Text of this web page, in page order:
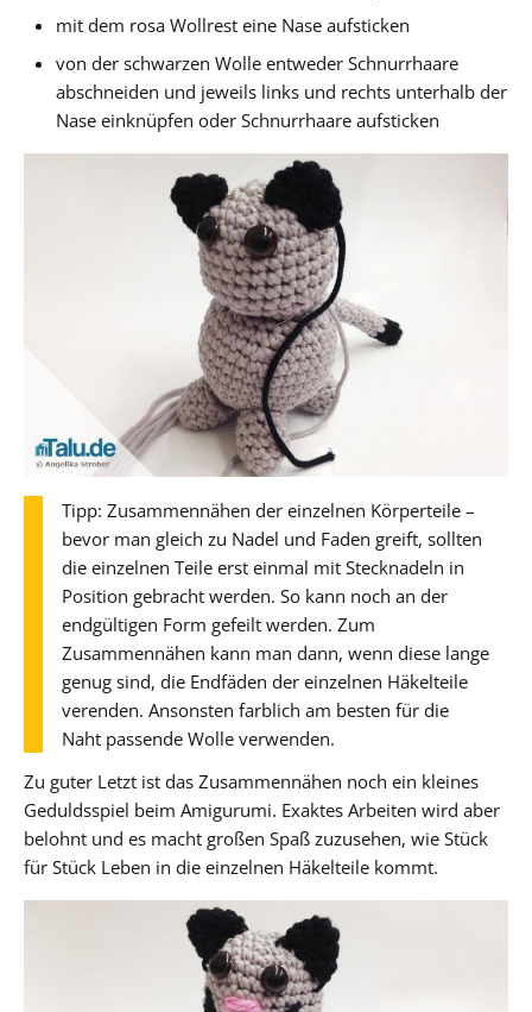
mit dem rosa Wollrest eine Nase aufsticken
von der schwarzen Wolle entweder Schnurrhaare
abschneiden und jeweils links und rechts unterhalb der
Nase einknüpfen oder Schnurrhaare aufsticken
Tipp: Zusammennähen der einzelnen Körperteile –
bevor man gleich zu Nadel und Faden greift, sollten
die einzelnen Teile erst einmal mit Stecknadeln in
Position gebracht werden. So kann noch an der
endgültigen Form gefeilt werden. Zum
Zusammennähen kann man dann, wenn diese lange
genug sind, die Endfäden der einzelnen Häkelteile
verenden. Ansonsten farblich am besten für die
Naht passende Wolle verwenden.
Zu guter Letzt ist das Zusammennähen noch ein kleines
Geduldsspiel beim Amigurumi. Exaktes Arbeiten wird aber
belohnt und es macht großen Spaß zuzusehen, wie Stück
für Stück Leben in die einzelnen Häkelteile kommt.